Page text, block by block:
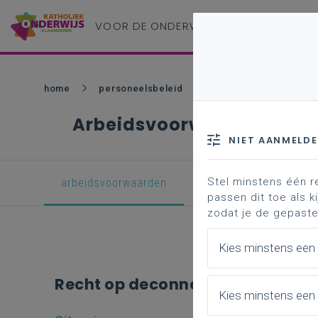
VOOR DE ONDERWIJS
home personeelsbeleid
Arbeidsvoorwaarden
arbeidsvoorwaarden professionalisering
Recht op deconnectie voor
NIET
Stel minstens één
passen dit toe als
zodat je de
Kies minstens een
Kies minstens een